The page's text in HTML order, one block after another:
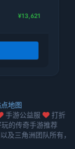
¥13,621
地图
手游公益服
打折
玩的传奇手游推荐
及三角洲团队所有，